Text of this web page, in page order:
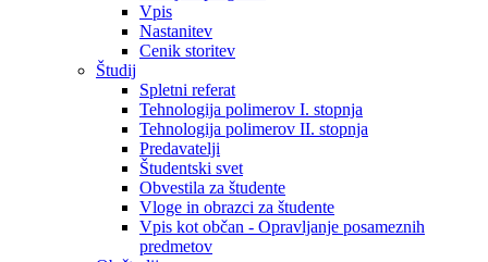
Vpis
Nastanitev
Cenik storitev
Študij
Spletni referat
Tehnologija polimerov I. stopnja
Tehnologija polimerov II. stopnja
Predavatelji
Študentski svet
Obvestila za študente
Vloge in obrazci za študente
Vpis kot občan - Opravljanje posameznih
predmetov